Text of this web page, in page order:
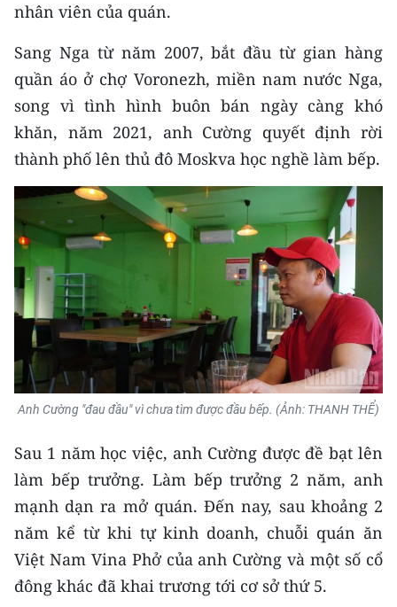
Media Pháp luật
Media Du lịch
Media Thế giới
Media Thể thao
Media Giáo dục
Media Y tế
Media Khoa học - Công nghệ
Media Môi trường
Ảnh
Infographic
TIN MỚI
TIN ĐỊA PHƯƠNG
Trung du và miền núi phía Bắc
Đồng bằng sông Hồng
Bắc Trung Bộ
nhân viên của quán.
Sang Nga từ năm 2007, bắt đầu từ gian hàng
quần áo ở chợ Voronezh, miền nam nước Nga,
song vì tình hình buôn bán ngày càng khó
khăn, năm 2021, anh Cường quyết định rời
thành phố lên thủ đô Moskva học nghề làm bếp.
Anh Cường "đau đầu" vì chưa tìm được đầu bếp. (Ảnh: THANH THỂ)
Sau 1 năm học việc, anh Cường được đề bạt lên
làm bếp trưởng. Làm bếp trưởng 2 năm, anh
mạnh dạn ra mở quán. Đến nay, sau khoảng 2
năm kể từ khi tự kinh doanh, chuỗi quán ăn
Việt Nam Vina Phở của anh Cường và một số cổ
đông khác đã khai trương tới cơ sở thứ 5.